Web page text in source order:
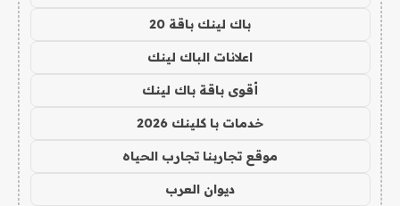
باك لينك باقة 20
اعلانات الباك لينك
أقوى باقة باك لينك
خدمات با كلينك 2026
موقع تجاربنا تجارب الحياه
ديوان العرب